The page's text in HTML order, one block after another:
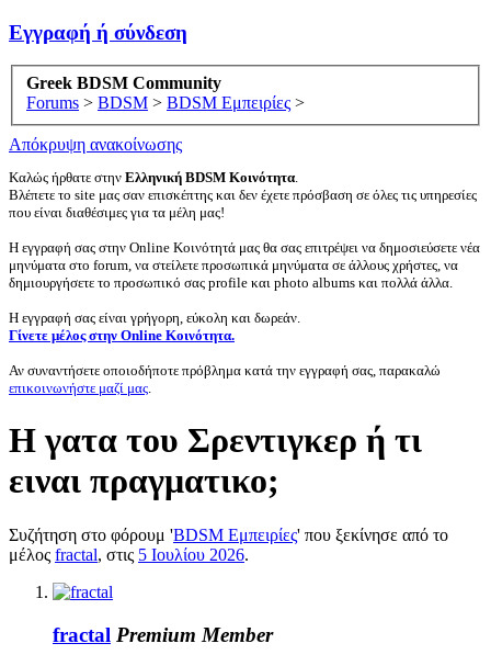
Εγγραφή ή σύνδεση
Greek BDSM Community
Forums > BDSM > BDSM Εμπειρίες >
Απόκρυψη ανακοίνωσης
Καλώς ήρθατε στην Ελληνική BDSM Κοινότητα.
Βλέπετε το site μας σαν επισκέπτης και δεν έχετε πρόσβαση σε όλες τις υπηρεσίες
που είναι διαθέσιμες για τα μέλη μας!
Η εγγραφή σας στην Online Κοινότητά μας θα σας επιτρέψει να δημοσιεύσετε νέα
μηνύματα στο forum, να στείλετε προσωπικά μηνύματα σε άλλους χρήστες, να
δημιουργήσετε το προσωπικό σας profile και photo albums και πολλά άλλα.
Η εγγραφή σας είναι γρήγορη, εύκολη και δωρεάν.
Γίνετε μέλος στην Online Κοινότητα.
Αν συναντήσετε οποιοδήποτε πρόβλημα κατά την εγγραφή σας, παρακαλώ
επικοινωνήστε μαζί μας.
Η γατα του Σρεντιγκερ ή τι
ειναι πραγματικο;
Συζήτηση στο φόρουμ 'BDSM Εμπειρίες' που ξεκίνησε από το
μέλος fractal, στις 5 Ιουλίου 2026.
fractal Premium Member